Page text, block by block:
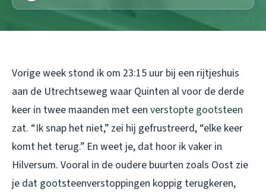
Vorige week stond ik om 23:15 uur bij een rijtjeshuis
aan de Utrechtseweg waar Quinten al voor de derde
keer in twee maanden met een verstopte gootsteen
zat. “Ik snap het niet,” zei hij gefrustreerd, “elke keer
komt het terug.” En weet je, dat hoor ik vaker in
Hilversum. Vooral in de oudere buurten zoals Oost zie
je dat gootsteenverstoppingen koppig terugkeren,